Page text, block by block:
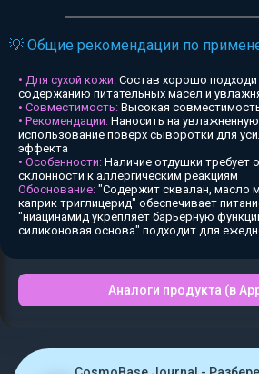
💡 Общие рекомендации по
• Для сухой кожи: Состав хорошо
содержанию питательных масел и
• Совместимость: Высокая
• Рекомендации: Наносить на
использование поверх сыворотки для
эффекта
• Особенности: Наличие отдушки требует
склонности к аллергическим реакциям
Обоснование: "Содержит сквалан, масло
каприк триглицерид" обеспечивает
"ниацинамид укрепляет барьерную
силиконовая основа" подходит для
Аналоги продукта (в